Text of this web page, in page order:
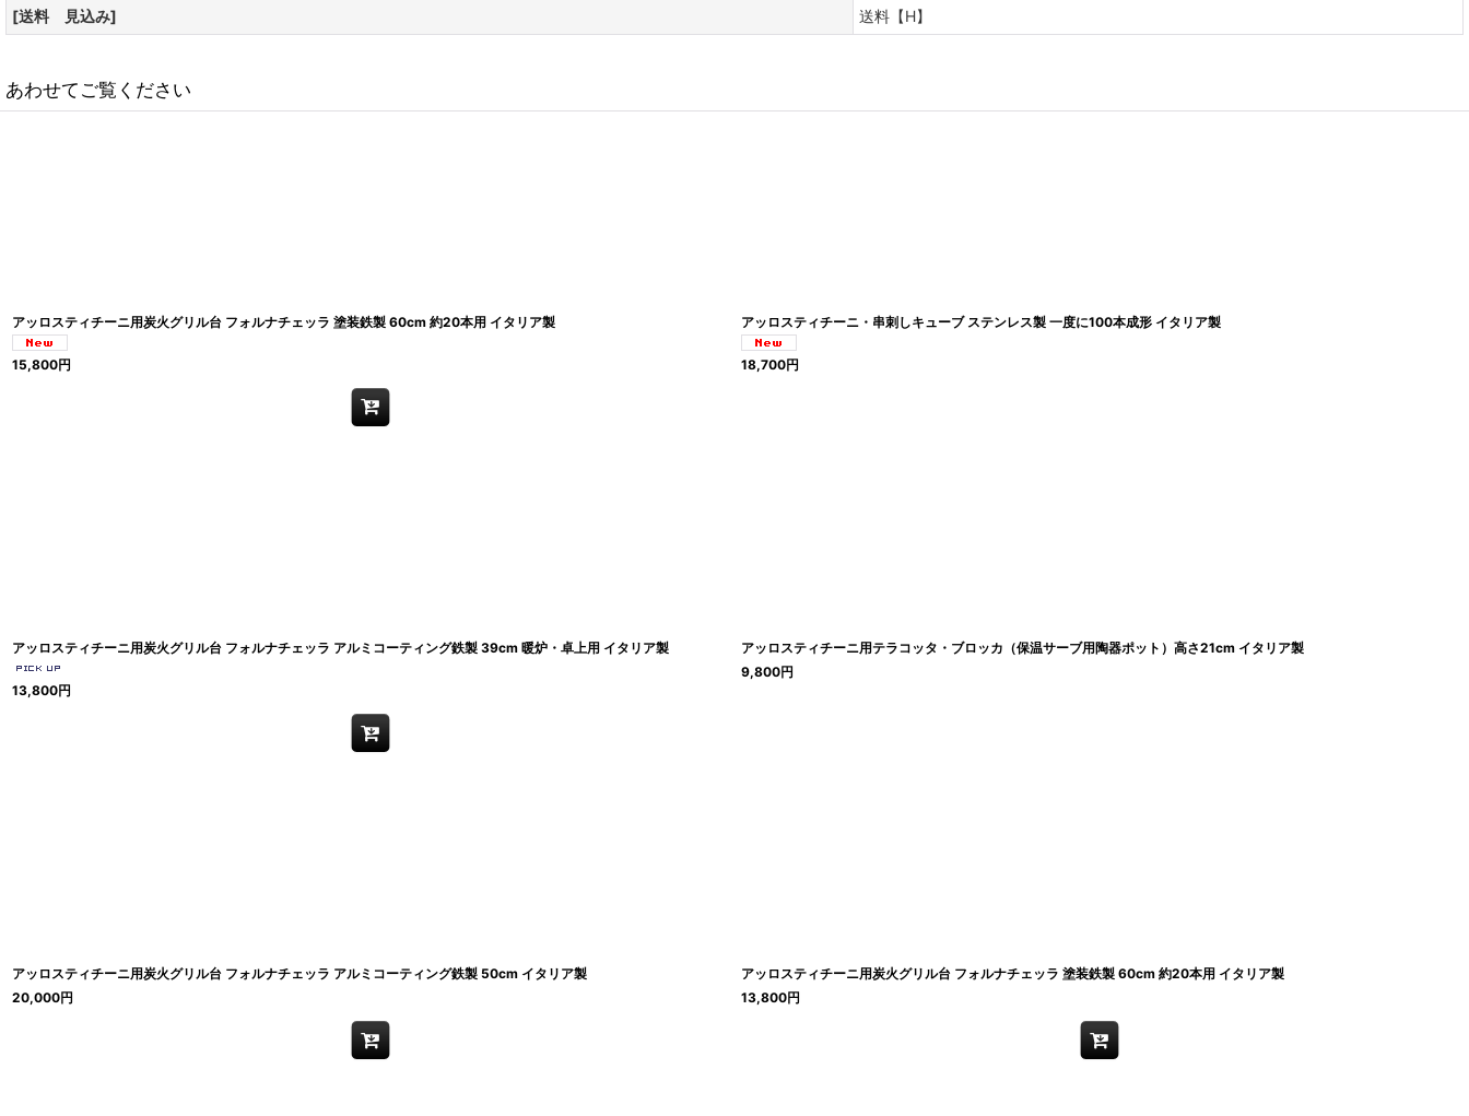
[送料 見込み]
送料【H】
あわせてご覧ください
アッロスティチーニ用炭火グリル台 フォルナチェッラ 塗装鉄製 60cm 約20本用 イタリア製
15,800円
アッロスティチーニ・串刺しキューブ ステンレス製 一度に100本成形 イタリア製
18,700円
アッロスティチーニ用炭火グリル台 フォルナチェッラ アルミコーティング鉄製 39cm 暖炉・卓上用 イタリア製
13,800円
アッロスティチーニ用テラコッタ・ブロッカ（保温サーブ用陶器ポット）高さ21cm イタリア製
9,800円
アッロスティチーニ用炭火グリル台 フォルナチェッラ アルミコーティング鉄製 50cm イタリア製
20,000円
アッロスティチーニ用炭火グリル台 フォルナチェッラ 塗装鉄製 60cm 約20本用 イタリア製
13,800円